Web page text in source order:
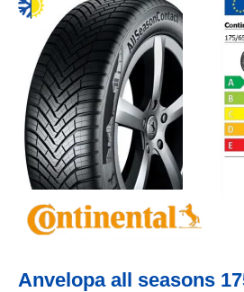
Anvelopa all seasons